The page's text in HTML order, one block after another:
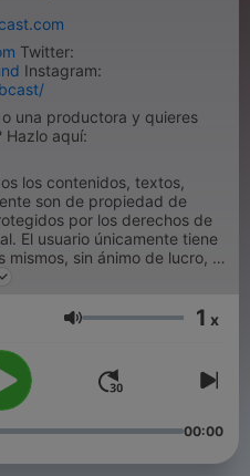
Twitter:
Instagram:
una productora y quieres
Hazlo aquí:
los contenidos, textos,
son de propiedad de
por los derechos de
El usuario únicamente tiene
sin ánimo de lucro, y
modificarlos, reproducirlos,
Volume 1 x
00:00